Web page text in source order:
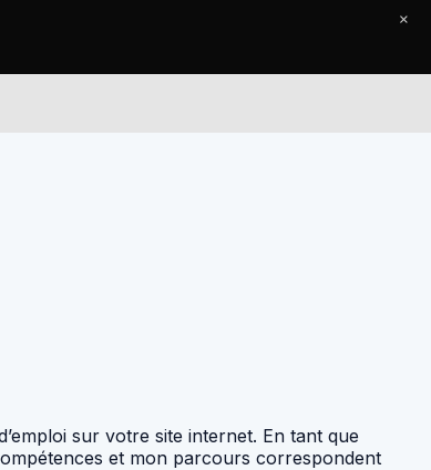
sur votre site internet. En tant que
et mon parcours correspondent
×